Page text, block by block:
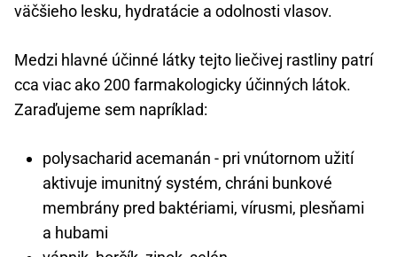
väčšieho lesku, hydratácie a odolnosti vlasov.
Medzi hlavné účinné látky tejto liečivej rastliny patrí
cca viac ako 200 farmakologicky účinných látok.
Zaraďujeme sem napríklad:
polysacharid acemanán - pri vnútornom užití
aktivuje imunitný systém, chráni bunkové
membrány pred baktériami, vírusmi, plesňami
a hubami